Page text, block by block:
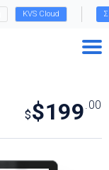
KVS Cloud
$$199.00